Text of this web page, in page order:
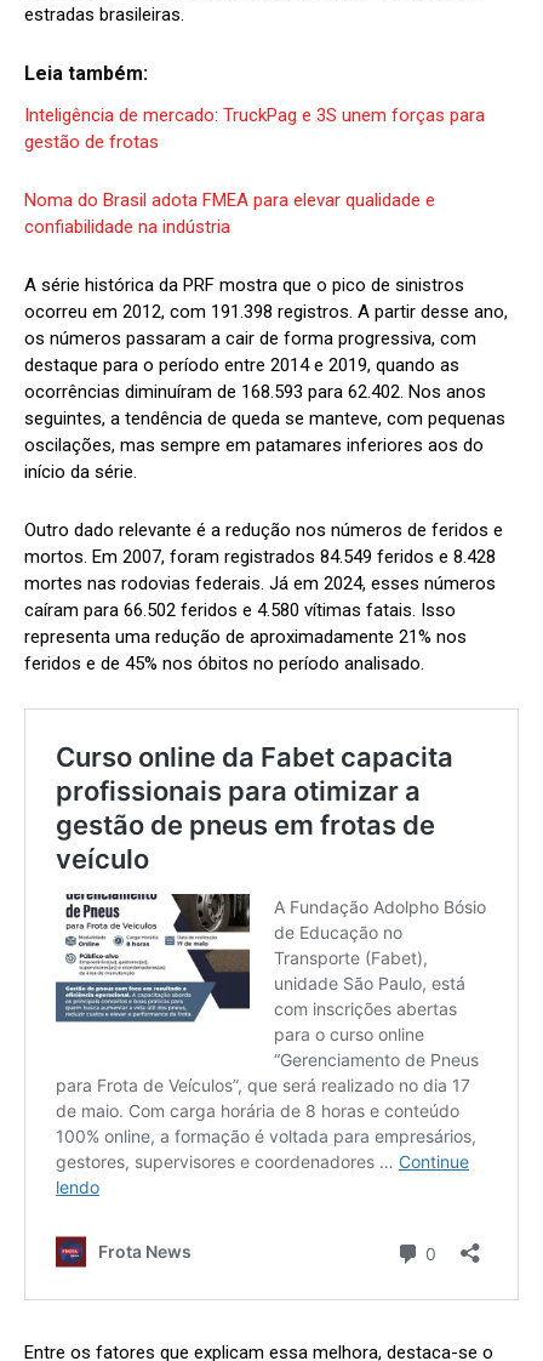
estradas brasileiras.
Leia também:
Inteligência de mercado: TruckPag e 3S unem forças para
gestão de frotas
Noma do Brasil adota FMEA para elevar qualidade e
confiabilidade na indústria
A série histórica da PRF mostra que o pico de sinistros
ocorreu em 2012, com 191.398 registros. A partir desse ano,
os números passaram a cair de forma progressiva, com
destaque para o período entre 2014 e 2019, quando as
ocorrências diminuíram de 168.593 para 62.402. Nos anos
seguintes, a tendência de queda se manteve, com pequenas
oscilações, mas sempre em patamares inferiores aos do
início da série.
Outro dado relevante é a redução nos números de feridos e
mortos. Em 2007, foram registrados 84.549 feridos e 8.428
mortes nas rodovias federais. Já em 2024, esses números
caíram para 66.502 feridos e 4.580 vítimas fatais. Isso
representa uma redução de aproximadamente 21% nos
feridos e de 45% nos óbitos no período analisado.
Entre os fatores que explicam essa melhora, destaca-se o